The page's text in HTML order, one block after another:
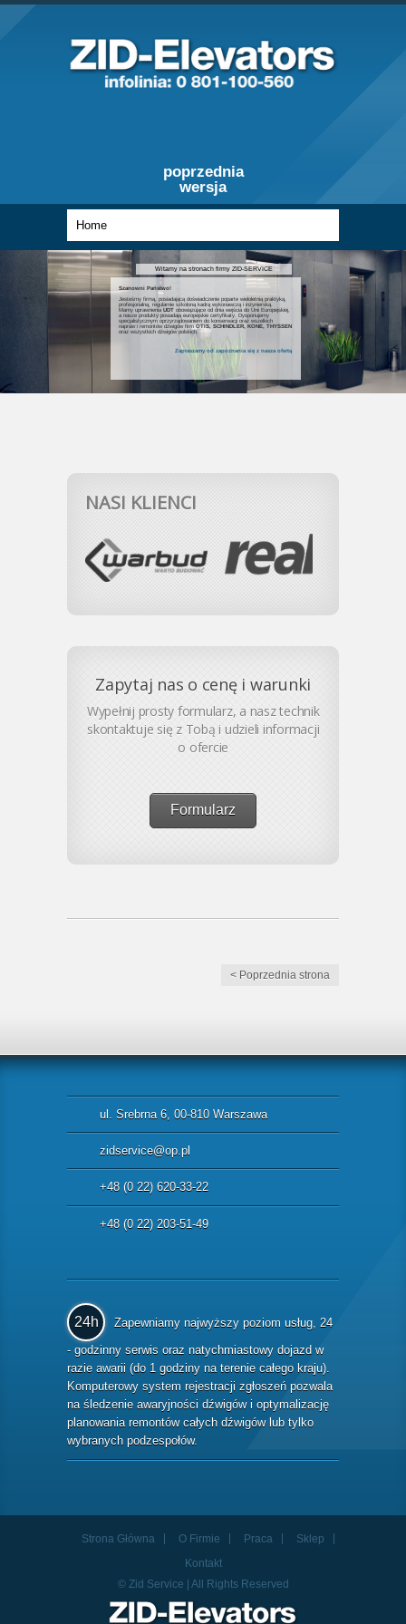
poprzednia
wersja
Witamy na stronach firmy ZID-SERVICE
Szanowni Państwo!
Jesteśmy firmą, posiadającą doświadczenie poparte wieloletnią praktyką,
profesjonalną, regularnie szkoloną kadrą wykonawczą i inżynierską.
Mamy uprawnieniaUDT obowiązujące od dnia wejścia do Unii Europejskiej,
a nasze produkty posiadają europejskie certyfikaty. Dysponujemy
specjalistycznym oprzyrządowaniem do konserwacji oraz wszelkich
napraw i remontów dźwigów firmOTIS, SCHINDLER, KONE, THYSSEN
oraz wszystkich dźwigów polskich.
Zapraszamy od zapoznania się z nasza ofertą
NASI KLIENCI
Zapytaj nas o cenę i warunki
Wypełnij prosty formularz, a nasz technik
skontaktuje się z Tobą i udzieli informacji
o ofercie
Formularz
< Poprzednia strona
ul. Srebrna 6, 00-810 Warszawa
zidservice@op.pl
+48 (0 22) 620-33-22
+48 (0 22) 203-51-49
24h
Zapewniamy najwyższy poziom usług, 24
- godzinny serwis oraz natychmiastowy dojazd w
razie awarii (do 1 godziny na terenie całego kraju).
Komputerowy system rejestracji zgłoszeń pozwala
na śledzenie awaryjności dźwigów i optymalizację
planowania remontów całych dźwigów lub tylko
wybranych podzespołów.
Strona Główna O Firmie Praca
Sklep
Kontakt
© Zid Service | All Rights Reserved